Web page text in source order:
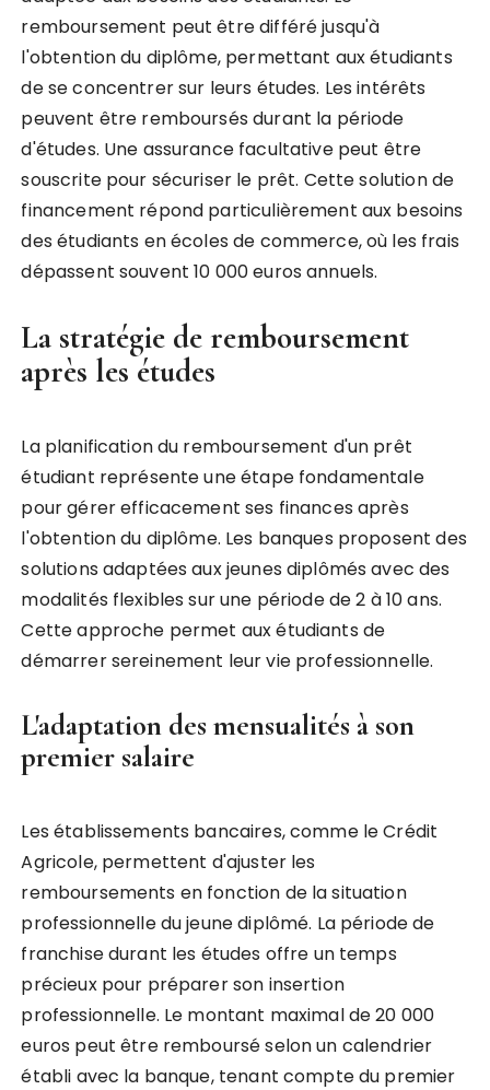
remboursement peut être différé jusqu'à
l'obtention du diplôme, permettant aux étudiants
de se concentrer sur leurs études. Les intérêts
peuvent être remboursés durant la période
d'études. Une assurance facultative peut être
souscrite pour sécuriser le prêt. Cette solution de
financement répond particulièrement aux besoins
des étudiants en écoles de commerce, où les frais
dépassent souvent 10 000 euros annuels.
La stratégie de remboursement
après les études
La planification du remboursement d'un prêt
étudiant représente une étape fondamentale
pour gérer efficacement ses finances après
l'obtention du diplôme. Les banques proposent des
solutions adaptées aux jeunes diplômés avec des
modalités flexibles sur une période de 2 à 10 ans.
Cette approche permet aux étudiants de
démarrer sereinement leur vie professionnelle.
L'adaptation des mensualités à son
premier salaire
Les établissements bancaires, comme le Crédit
Agricole, permettent d'ajuster les
remboursements en fonction de la situation
professionnelle du jeune diplômé. La période de
franchise durant les études offre un temps
précieux pour préparer son insertion
professionnelle. Le montant maximal de 20 000
euros peut être remboursé selon un calendrier
établi avec la banque, tenant compte du premier